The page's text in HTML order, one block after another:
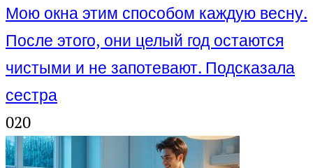
Мою окна этим способом каждую весну.
После этого, они целый год остаются
чистыми и не запотевают. Подсказала
сестра
020